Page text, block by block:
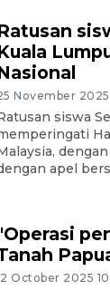
November
siswa
apel
October 2025